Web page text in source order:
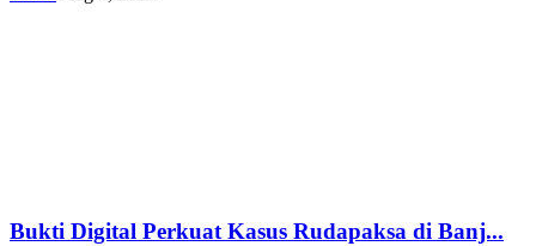
Bukti Digital Perkuat Kasus Rudapaksa di Banj...